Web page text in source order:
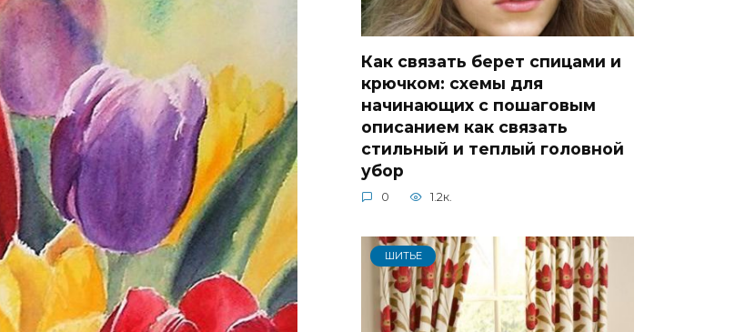
Как связать берет спицами и
крючком: схемы для
начинающих с пошаговым
описанием как связать
стильный и теплый головной
убор
0 1.2к.
ШИТЬЕ